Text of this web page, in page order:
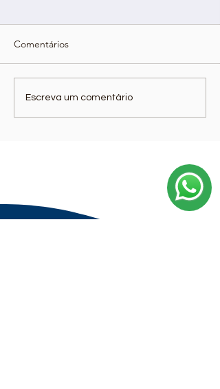
Comentários
Escreva um comentário